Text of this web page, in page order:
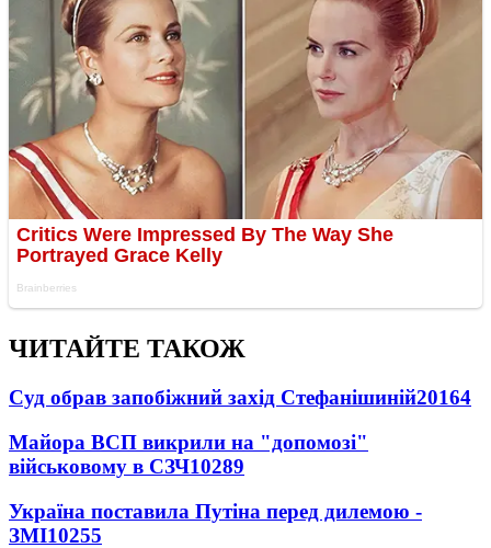
ЧИТАЙТЕ ТАКОЖ
Суд обрав запобіжний захід Стефанішиній20164
Майора ВСП викрили на "допомозі"
військовому в СЗЧ10289
Україна поставила Путіна перед дилемою -
ЗМІ10255